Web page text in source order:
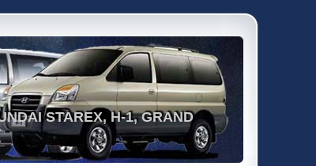
STAREX, H-1, GRAND